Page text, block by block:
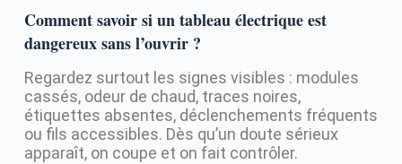
Comment savoir si un tableau électrique est
dangereux sans l’ouvrir ?
Regardez surtout les signes visibles : modules
cassés, odeur de chaud, traces noires,
étiquettes absentes, déclenchements fréquents
ou fils accessibles. Dès qu’un doute sérieux
apparaît, on coupe et on fait contrôler.